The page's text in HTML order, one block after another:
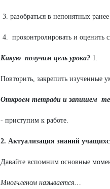
3. разобраться в непонятных
4. проконтролировать и оценить
Какую получим цель урока? 1.
Повторить, закрепить изученные
Откроем тетради и запишем
- приступим к работе.
2. Актуализация знаний
Давайте вспомним основные
Многчленом называется…